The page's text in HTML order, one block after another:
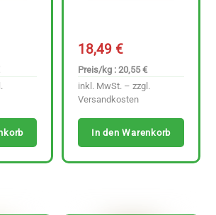
18,49€
Preis/kg : 20,55 €
inkl. MwSt. – zzgl.
Versandkosten
In den Warenkorb